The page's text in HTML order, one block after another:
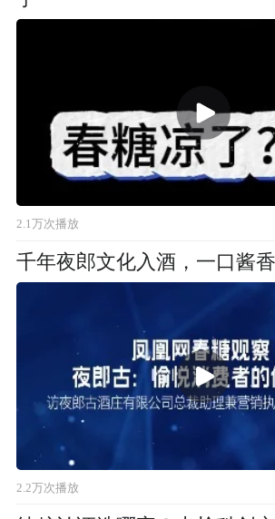
2.1万次播放
千年夜郎文化入酒，一口酱
2.2万次播放